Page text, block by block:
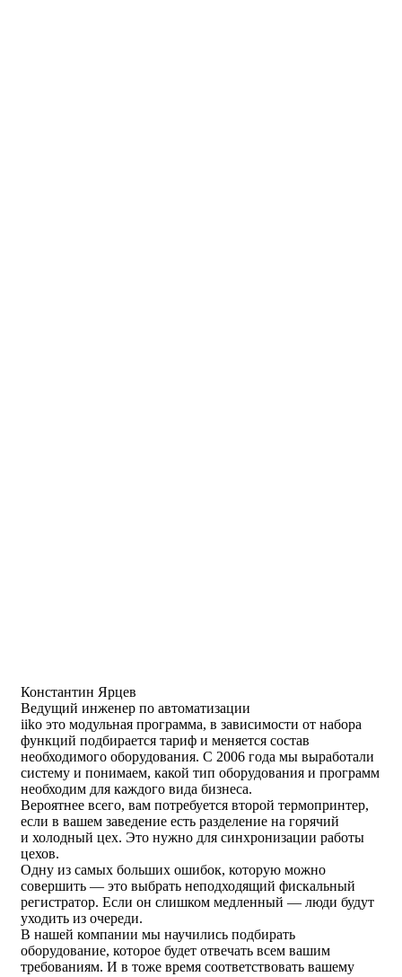
Константин Ярцев
Ведущий инженер по автоматизации
iiko это модульная программа, в зависимости от набора
функций подбирается тариф и меняется состав
необходимого оборудования. С 2006 года мы выработали
систему и понимаем, какой тип оборудования и программ
необходим для каждого вида бизнеса.
Вероятнее всего, вам потребуется второй термопринтер,
если в вашем заведение есть разделение на горячий
и холодный цех. Это нужно для синхронизации работы
цехов.
Одну из самых больших ошибок, которую можно
совершить — это выбрать неподходящий фискальный
регистратор. Если он слишком медленный — люди будут
уходить из очереди.
В нашей компании мы научились подбирать
оборудование, которое будет отвечать всем вашим
требованиям. И в тоже время соответствовать вашему